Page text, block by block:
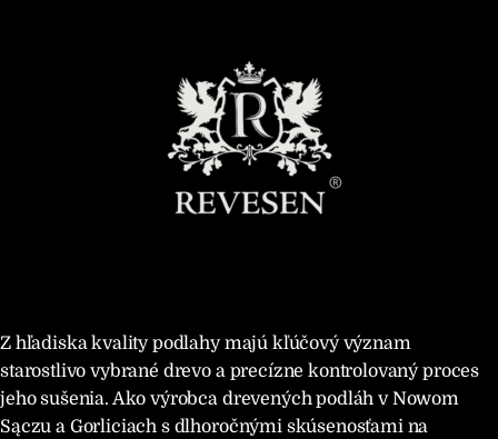
Z hľadiska kvality podlahy majú kľúčový význam
starostlivo vybrané drevo a precízne kontrolovaný proces
jeho sušenia. Ako výrobca drevených podláh v Nowom
Sączu a Gorliciach s dlhoročnými skúsenosťami na